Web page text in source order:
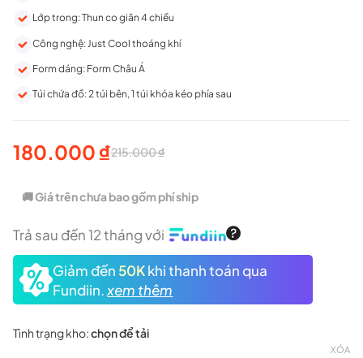
Lớp trong: Thun co giãn 4 chiều
Công nghệ: Just Cool thoáng khí
Form dáng: Form Châu Á
Túi chứa đồ: 2 túi bên, 1 túi khóa kéo phía sau
215.000₫
Giá
gốc
là:
215.000 ₫.
180.000 ₫
Giá
hiện
tại
là:
180.000 ₫.
🚚 Giá trên chưa bao gồm phí ship
Trả sau đến 12 tháng với
Giảm đến 50Kkhi thanh toán qua
Fundiin.xem thêm
Tình trạng kho:chọn để tải
XÓA